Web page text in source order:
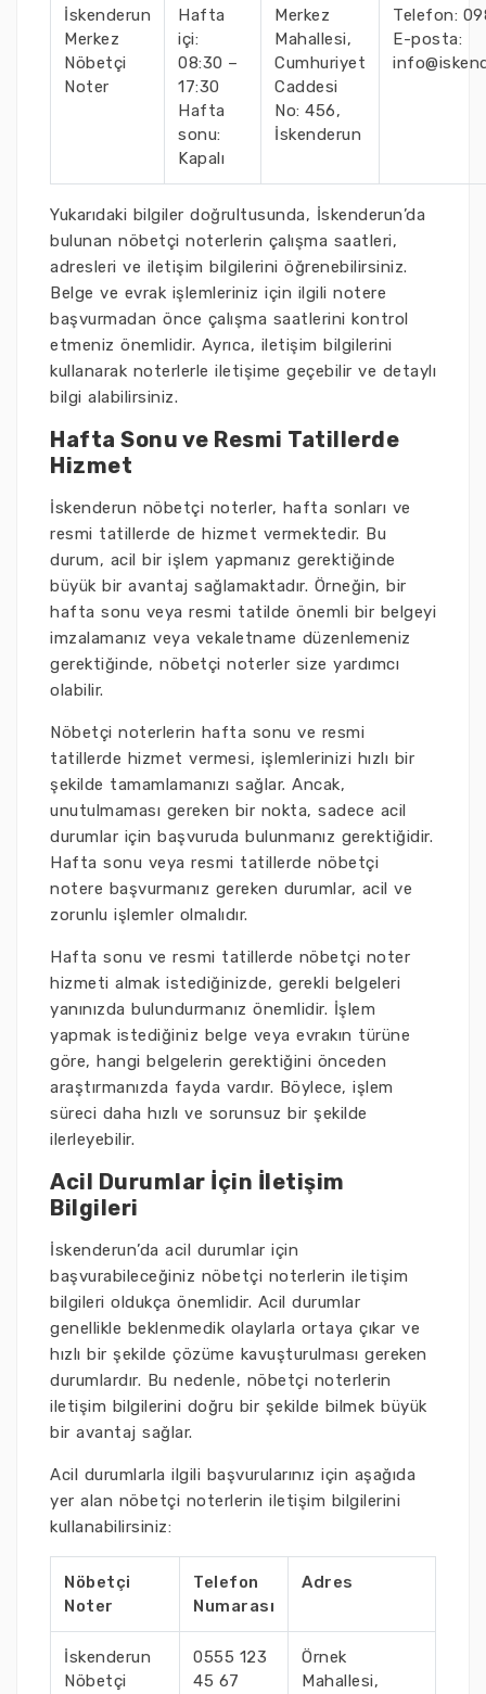
İskenderun
Merkez
Nöbetçi
Noter
Hafta
içi:
08:30 –
17:30
Hafta
sonu:
Kapalı
Merkez
Mahallesi,
Cumhuriyet
Caddesi
No: 456,
İskenderun
Telefon:
E-posta:
Yukarıdaki bilgiler doğrultusunda, İskenderun’da
bulunan nöbetçi noterlerin çalışma saatleri,
adresleri ve iletişim bilgilerini öğrenebilirsiniz.
Belge ve evrak işlemleriniz için ilgili notere
başvurmadan önce çalışma saatlerini kontrol
etmeniz önemlidir. Ayrıca, iletişim bilgilerini
kullanarak noterlerle iletişime geçebilir ve detaylı
bilgi alabilirsiniz.
Hafta Sonu ve Resmi Tatillerde
Hizmet
İskenderun nöbetçi noterler, hafta sonları ve
resmi tatillerde de hizmet vermektedir. Bu
durum, acil bir işlem yapmanız gerektiğinde
büyük bir avantaj sağlamaktadır. Örneğin, bir
hafta sonu veya resmi tatilde önemli bir belgeyi
imzalamanız veya vekaletname düzenlemeniz
gerektiğinde, nöbetçi noterler size yardımcı
olabilir.
Nöbetçi noterlerin hafta sonu ve resmi
tatillerde hizmet vermesi, işlemlerinizi hızlı bir
şekilde tamamlamanızı sağlar. Ancak,
unutulmaması gereken bir nokta, sadece acil
durumlar için başvuruda bulunmanız gerektiğidir.
Hafta sonu veya resmi tatillerde nöbetçi
notere başvurmanız gereken durumlar, acil ve
zorunlu işlemler olmalıdır.
Hafta sonu ve resmi tatillerde nöbetçi noter
hizmeti almak istediğinizde, gerekli belgeleri
yanınızda bulundurmanız önemlidir. İşlem
yapmak istediğiniz belge veya evrakın türüne
göre, hangi belgelerin gerektiğini önceden
araştırmanızda fayda vardır. Böylece, işlem
süreci daha hızlı ve sorunsuz bir şekilde
ilerleyebilir.
Acil Durumlar İçin İletişim
Bilgileri
İskenderun’da acil durumlar için
başvurabileceğiniz nöbetçi noterlerin iletişim
bilgileri oldukça önemlidir. Acil durumlar
genellikle beklenmedik olaylarla ortaya çıkar ve
hızlı bir şekilde çözüme kavuşturulması gereken
durumlardır. Bu nedenle, nöbetçi noterlerin
iletişim bilgilerini doğru bir şekilde bilmek büyük
bir avantaj sağlar.
Acil durumlarla ilgili başvurularınız için aşağıda
yer alan nöbetçi noterlerin iletişim bilgilerini
kullanabilirsiniz:
Nöbetçi
Noter
Telefon
Numarası
Adres
İskenderun
Nöbetçi
0555 123
45 67
Örnek
Mahallesi,